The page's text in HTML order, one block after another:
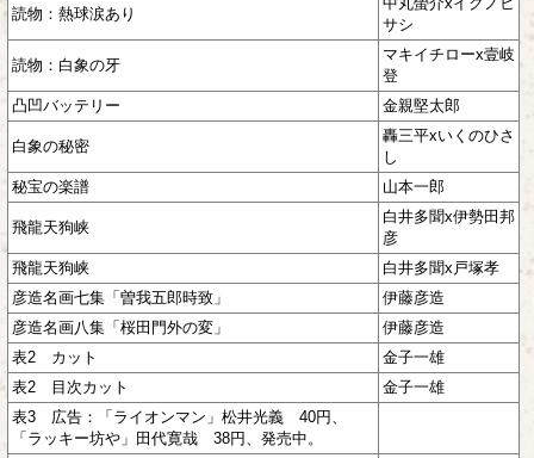
読物：熱球涙あり
サシ
読物：白象の牙
マキイチローx壹岐
登
凸凹バッテリー
金親堅太郎
白象の秘密
轟三平xいくのひさ
し
秘宝の楽譜
山本一郎
飛龍天狗峡
白井多聞x伊勢田邦
彦
飛龍天狗峡
白井多聞x戸塚孝
彦造名画七集「曽我五郎時致」
伊藤彦造
彦造名画八集「桜田門外の変」
伊藤彦造
表2 カット
金子一雄
表2 目次カット
金子一雄
表3 広告：「ライオンマン」松井光義 40円、
「ラッキー坊や」田代寛哉 38円、発売中。